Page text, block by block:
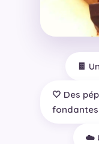
🍫
🤍 Des
fondantes
☁️